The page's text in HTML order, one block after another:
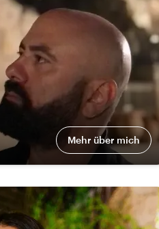
Mehr über mich